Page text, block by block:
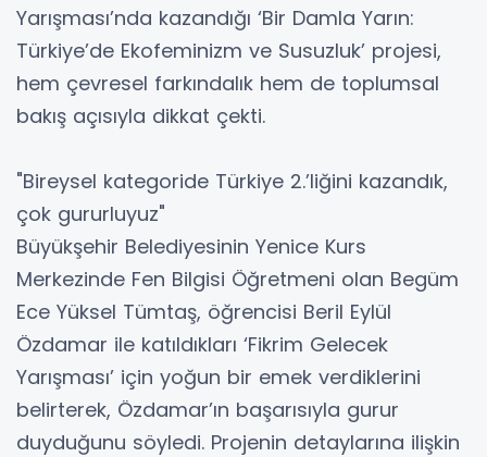
Yarışması’nda kazandığı ‘Bir Damla Yarın:
Türkiye’de Ekofeminizm ve Susuzluk’ projesi,
hem çevresel farkındalık hem de toplumsal
bakış açısıyla dikkat çekti.
"Bireysel kategoride Türkiye 2.’liğini kazandık,
çok gururluyuz"
Büyükşehir Belediyesinin Yenice Kurs
Merkezinde Fen Bilgisi Öğretmeni olan Begüm
Ece Yüksel Tümtaş, öğrencisi Beril Eylül
Özdamar ile katıldıkları ‘Fikrim Gelecek
Yarışması’ için yoğun bir emek verdiklerini
belirterek, Özdamar’ın başarısıyla gurur
duyduğunu söyledi. Projenin detaylarına ilişkin